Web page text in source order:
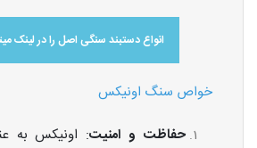
انواع دستبند سنگی اصل را در لینک
خواص سنگ اونیکس
حفاظت و امنیت: اونیکس به